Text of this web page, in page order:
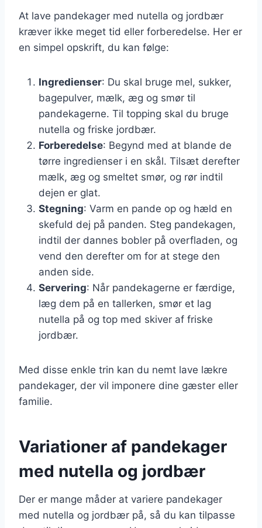
At lave pandekager med nutella og jordbær
kræver ikke meget tid eller forberedelse. Her er
en simpel opskrift, du kan følge:
Ingredienser: Du skal bruge mel, sukker,
bagepulver, mælk, æg og smør til
pandekagerne. Til topping skal du bruge
nutella og friske jordbær.
Forberedelse: Begynd med at blande de
tørre ingredienser i en skål. Tilsæt derefter
mælk, æg og smeltet smør, og rør indtil
dejen er glat.
Stegning: Varm en pande op og hæld en
skefuld dej på panden. Steg pandekagen,
indtil der dannes bobler på overfladen, og
vend den derefter om for at stege den
anden side.
Servering: Når pandekagerne er færdige,
læg dem på en tallerken, smør et lag
nutella på og top med skiver af friske
jordbær.
Med disse enkle trin kan du nemt lave lækre
pandekager, der vil imponere dine gæster eller
familie.
Variationer af pandekager
med nutella og jordbær
Der er mange måder at variere pandekager
med nutella og jordbær på, så du kan tilpasse